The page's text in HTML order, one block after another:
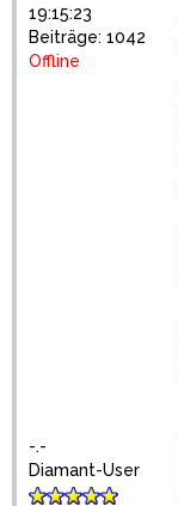
19:15:23
Beiträge: 1042
Offline
-.-
Diamant-User